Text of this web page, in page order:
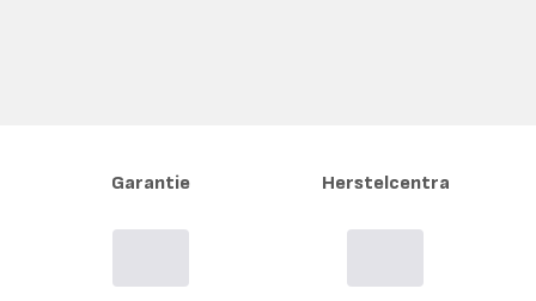
Garantie Herstelcentra